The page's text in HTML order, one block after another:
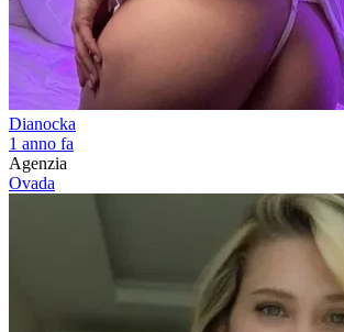
Dianocka
1 anno fa
Agenzia
Ovada